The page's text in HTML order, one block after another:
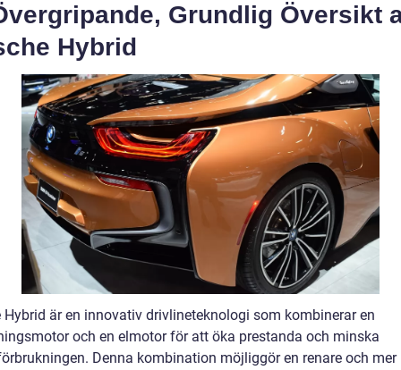
Grundlig Översikt
Hybrid
Hybrid är en innovativ drivlineteknologi som kombinerar en
och en elmotor för att öka prestanda och minska
Denna kombination möjliggör en renare och mer